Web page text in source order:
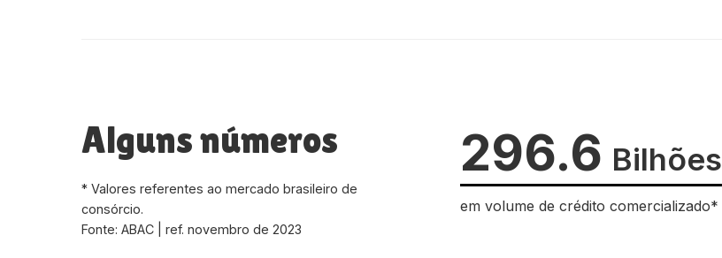
Alguns números
* Valores referentes ao mercado brasileiro de
consórcio.
Fonte: ABAC | ref. novembro de 2023
296.6 Bilhões
em volume de crédito comercializado*